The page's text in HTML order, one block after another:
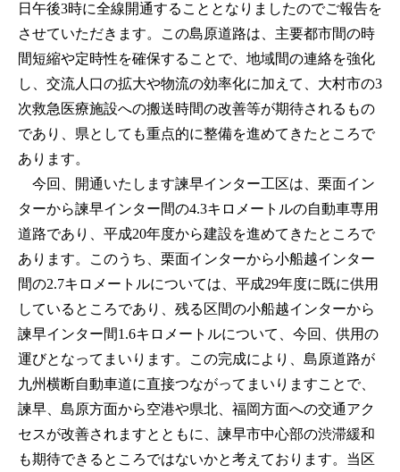
日午後3時に全線開通することとなりましたのでご報告を
させていただきます。この島原道路は、主要都市間の時
間短縮や定時性を確保することで、地域間の連絡を強化
し、交流人口の拡大や物流の効率化に加えて、大村市の3
次救急医療施設への搬送時間の改善等が期待されるもの
であり、県としても重点的に整備を進めてきたところで
あります。
今回、開通いたします諫早インター工区は、栗面イン
ターから諫早インター間の4.3キロメートルの自動車専用
道路であり、平成20年度から建設を進めてきたところで
あります。このうち、栗面インターから小船越インター
間の2.7キロメートルについては、平成29年度に既に供用
しているところであり、残る区間の小船越インターから
諫早インター間1.6キロメートルについて、今回、供用の
運びとなってまいります。この完成により、島原道路が
九州横断自動車道に直接つながってまいりますことで、
諫早、島原方面から空港や県北、福岡方面への交通アク
セスが改善されますとともに、諫早市中心部の渋滞緩和
も期待できるところではないかと考えております。当区